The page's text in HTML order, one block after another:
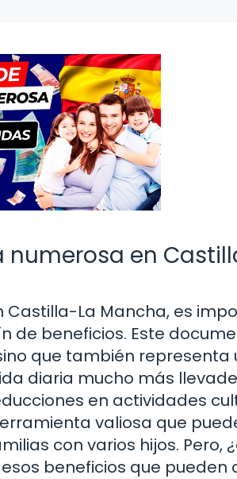
en
La Mancha, es
beneficios. Este
que también representa
diaria mucho más
en actividades
valiosa que
con varios hijos. Pero,
beneficios que